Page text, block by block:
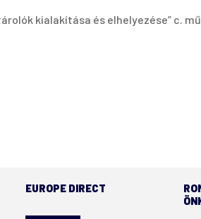
kialakítása és elhelyezése” c.
EUROPE DIRECT